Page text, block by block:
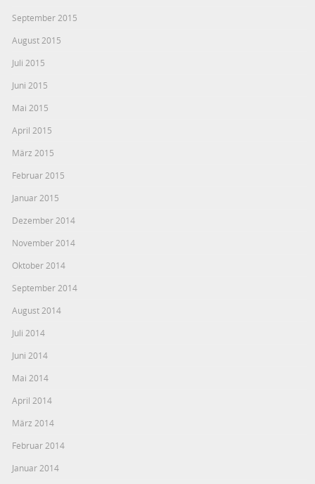
September 2015
August 2015
Juli 2015
Juni 2015
Mai 2015
April 2015
März 2015
Februar 2015
Januar 2015
Dezember 2014
November 2014
Oktober 2014
September 2014
August 2014
Juli 2014
Juni 2014
Mai 2014
April 2014
März 2014
Februar 2014
Januar 2014